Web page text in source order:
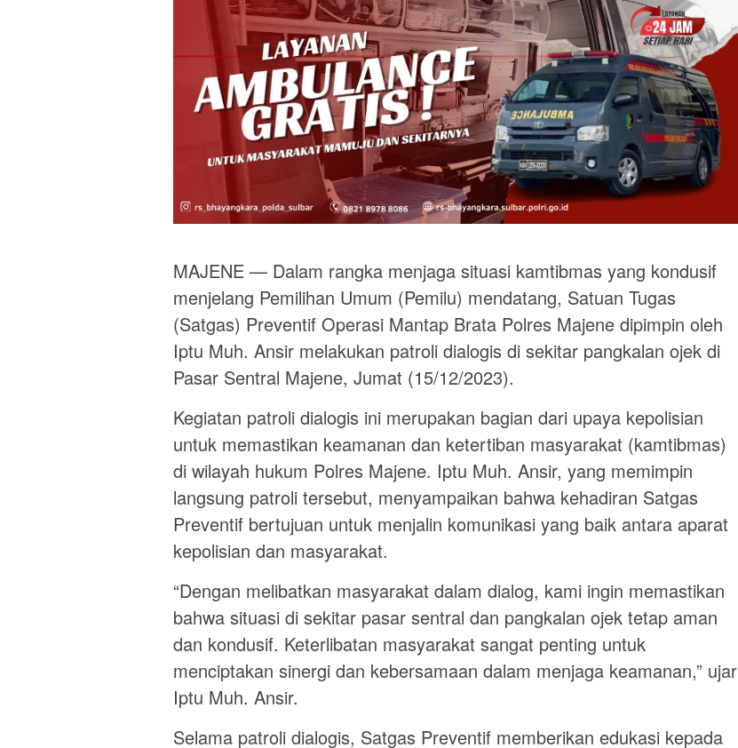
MAJENE — Dalam rangka menjaga situasi kamtibmas yang kondusif
menjelang Pemilihan Umum (Pemilu) mendatang, Satuan Tugas
(Satgas) Preventif Operasi Mantap Brata Polres Majene dipimpin oleh
Iptu Muh. Ansir melakukan patroli dialogis di sekitar pangkalan ojek di
Pasar Sentral Majene, Jumat (15/12/2023).
Kegiatan patroli dialogis ini merupakan bagian dari upaya kepolisian
untuk memastikan keamanan dan ketertiban masyarakat (kamtibmas)
di wilayah hukum Polres Majene. Iptu Muh. Ansir, yang memimpin
langsung patroli tersebut, menyampaikan bahwa kehadiran Satgas
Preventif bertujuan untuk menjalin komunikasi yang baik antara aparat
kepolisian dan masyarakat.
“Dengan melibatkan masyarakat dalam dialog, kami ingin memastikan
bahwa situasi di sekitar pasar sentral dan pangkalan ojek tetap aman
dan kondusif. Keterlibatan masyarakat sangat penting untuk
menciptakan sinergi dan kebersamaan dalam menjaga keamanan,” ujar
Iptu Muh. Ansir.
Selama patroli dialogis, Satgas Preventif memberikan edukasi kepada